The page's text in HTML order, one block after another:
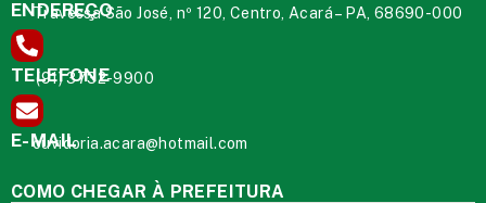
ENDEREÇO
Travessa São José, nº 120, Centro, Acará – PA, 68690-000
TELEFONE
(91) 3732-9900
E-MAIL
ouvidoria.acara@hotmail.com
COMO CHEGAR À PREFEITURA